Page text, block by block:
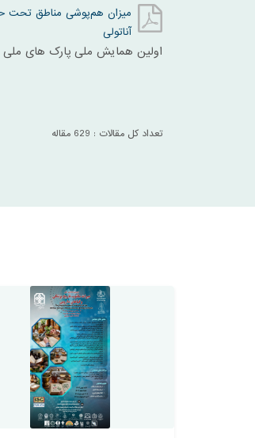
میزان هم‌پوشی مناطق تحت
آناتولی
اولین همایش ملی پارک های
تعداد کل مقالات : 629 مقاله